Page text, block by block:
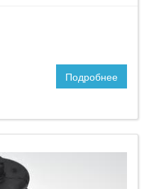
Подробнее